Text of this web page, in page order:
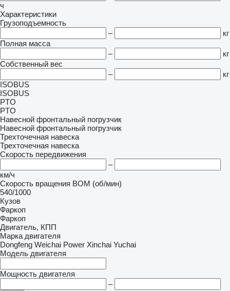
ч
Характеристики
Грузоподъемность
–
кг
Полная масса
–
кг
Собственный вес
–
кг
ISOBUS
ISOBUS
PTO
PTO
Навесной фронтальный погрузчик
Навесной фронтальный погрузчик
Трехточечная навеска
Трехточечная навеска
Скорость передвижения
–
км/ч
Скорость вращения ВОМ (об/мин)
540/1000
Кузов
Фаркоп
Фаркоп
Двигатель, КПП
Марка двигателя
Dongfeng Weichai Power Xinchai Yuchai
Модель двигателя
Мощность двигателя
–